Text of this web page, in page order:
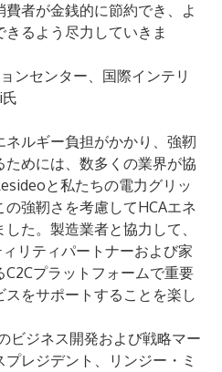
者が金銭的に節約でき、よ
るよう尽力していきま
ンセンター、国際インテリ
ネルギー負担がかかり、強靭
めには、数多くの業界が協
と私たちの電力グリッ
の強靭さを考慮してHCAエネ
た。製造業者と協力して、
リティパートナーおよび家
プラットフォームで重要
をサポートすることを楽し
ビジネス開発および戦略マー
レジデント、リンジー・ミ